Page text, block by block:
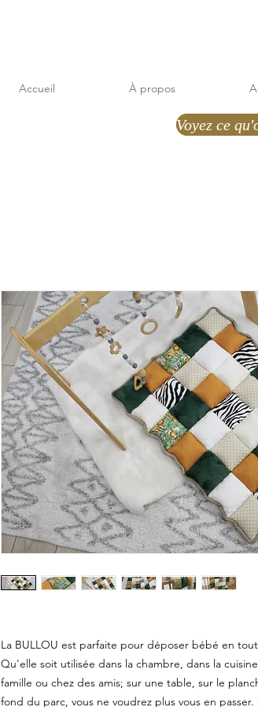
Accueil À propos
Voyez ce
Voyez ce
La BULLOU est parfaite pour déposer bébé en
Qu'elle soit utilisée dans la chambre, dans la
famille ou chez des amis; sur une table, sur le
fond du parc, vous ne voudrez plus vous en